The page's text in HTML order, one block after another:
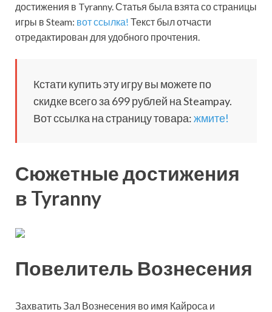
достижения в Tyranny. Статья была взята со страницы
игры в Steam: вот ссылка! Текст был отчасти
отредактирован для удобного прочтения.
Кстати купить эту игру вы можете по
скидке всего за 699 рублей на Steampay.
Вот ссылка на страницу товара:жмите!
Сюжетные достижения
в Tyranny
Повелитель Вознесения
Захватить Зал Вознесения во имя Кайроса и